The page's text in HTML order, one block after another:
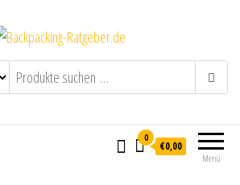
Ratgeber.deAlles über Backpacking und Reisen um
Menü
0
€0,00